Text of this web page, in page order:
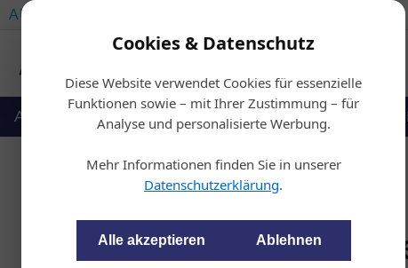
Cookies & Datenschutz
Diese Website verwendet Cookies für essenzielle
Funktionen sowie – mit Ihrer Zustimmung – für
Analyse und personalisierte Werbung.
Mehr Informationen finden Sie in unserer
Datenschutzerklärung.
Alle akzeptieren Ablehnen
AUTOMOTIVE SERVICES
Auto & Politik Ausbildung Werkstatt